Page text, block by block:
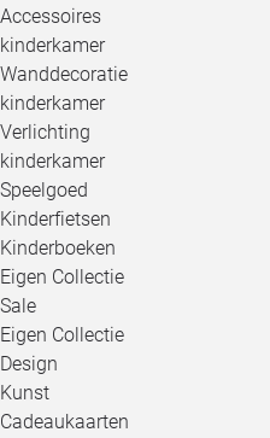
Accessoires
kinderkamer
Wanddecoratie
kinderkamer
Verlichting
kinderkamer
Speelgoed
Kinderfietsen
Kinderboeken
Eigen Collectie
Sale
Eigen Collectie
Design
Kunst
Cadeaukaarten